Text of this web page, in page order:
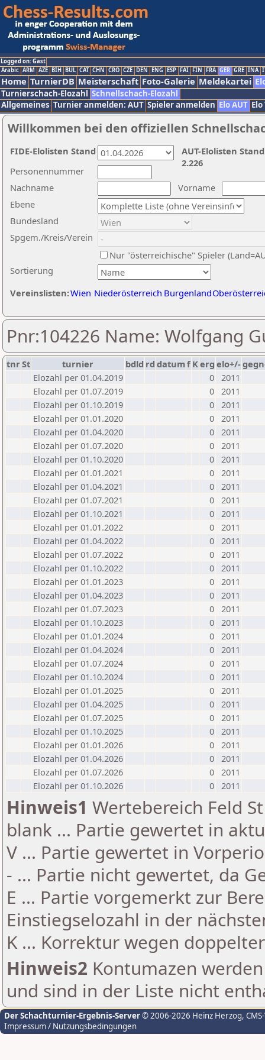
Logged on: Gast
Arabic ARM AZE BIH BUL CAT CHN CRO CZE DEN ENG ESP FAI FIN FRA GER GRE INA
Home TurnierDB Meisterschaft Foto-Galerie Meldekartei
Turnierschach-Elozahl Schnellschach-Elozahl
Allgemeines Turnier anmelden: AUT Spieler anmelden Elo AUT
Willkommen bei den offiziellen
Nachname
Vorname
Ebene
Sortierung
Personennummer
Bundesland
Spgem./Kreis/Verein
Nur "österreichische" Spieler
Vereinslisten:Wien Niederösterreich Burgenland
AUT-Elolisten
2.226
FIDE-Elolisten Stand
Pnr:104226 Name: Wolfgang
tnrSt turnier bdld rd datumf Kerg elo+/-
Elozahl per 01.04.2019
0 2011
Elozahl per 01.07.2019
0 2011
Elozahl per 01.10.2019
0 2011
Elozahl per 01.01.2020
0 2011
Elozahl per 01.04.2020
0 2011
Elozahl per 01.07.2020
0 2011
Elozahl per 01.10.2020
0 2011
Elozahl per 01.01.2021
0 2011
Elozahl per 01.04.2021
0 2011
Elozahl per 01.07.2021
0 2011
Elozahl per 01.10.2021
0 2011
Elozahl per 01.01.2022
0 2011
Elozahl per 01.04.2022
0 2011
Elozahl per 01.07.2022
0 2011
Elozahl per 01.10.2022
0 2011
Elozahl per 01.01.2023
0 2011
Elozahl per 01.04.2023
0 2011
Elozahl per 01.07.2023
0 2011
Elozahl per 01.10.2023
0 2011
Elozahl per 01.01.2024
0 2011
Elozahl per 01.04.2024
0 2011
Elozahl per 01.07.2024
0 2011
Elozahl per 01.10.2024
0 2011
Elozahl per 01.01.2025
0 2011
Elozahl per 01.04.2025
0 2011
Elozahl per 01.07.2025
0 2011
Elozahl per 01.10.2025
0 2011
Elozahl per 01.01.2026
0 2011
Elozahl per 01.04.2026
0 2011
Elozahl per 01.07.2026
0 2011
Elozahl per 01.10.2026
0 2011
Hinweis1 Wertebereich Feld
blank ... Partie gewertet in
V ... Partie gewertet in
- ... Partie nicht gewertet, da
E ... Partie vorgemerkt zur
Einstiegselozahl in der
K ... Korrektur wegen
Hinweis2 Kontumazen
und sind in der Liste nicht
Der Schachturnier-Ergebnis-Server© 2006-2026 Heinz Herzog,
Impressum / Nutzungsbedingungen